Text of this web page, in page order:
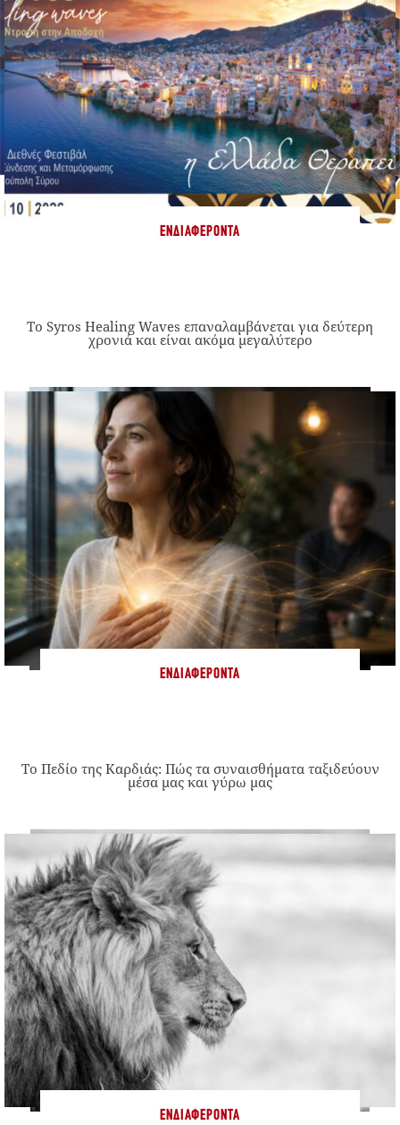
ΕΝΔΙΑΦΈΡΟΝΤΑ
Το Syros Healing Waves επαναλαμβάνεται για δεύτερη
χρονιά και είναι ακόμα μεγαλύτερο
ΕΝΔΙΑΦΈΡΟΝΤΑ
Το Πεδίο της Καρδιάς: Πώς τα συναισθήματα ταξιδεύουν
μέσα μας και γύρω μας
ΕΝΔΙΑΦΈΡΟΝΤΑ